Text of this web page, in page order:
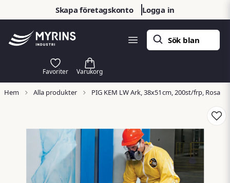
Skapa företagskonto Logga in
Hem Alla produkter PIG KEM LW Ark, 38x51cm, 200st/frp, Rosa